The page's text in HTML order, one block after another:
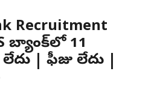
Recruitment
బ్యాంక్‌లో 11
| ఫీజు లేదు |